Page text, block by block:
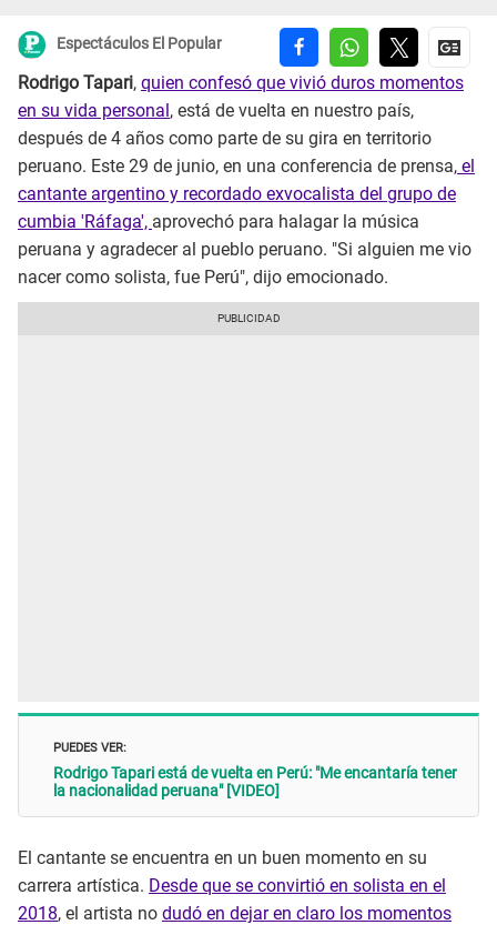
Espectáculos El Popular
Rodrigo Tapari, quien confesó que vivió duros momentos
en su vida personal , está de vuelta en nuestro país,
después de 4 años como parte de su gira en territorio
peruano. Este 29 de junio, en una conferencia de prensa, el
cantante argentino y recordado exvocalista del grupo de
cumbia 'Ráfaga', aprovechó para halagar la música
peruana y agradecer al pueblo peruano. "Si alguien me vio
nacer como solista, fue Perú", dijo emocionado.
PUEDES VER:
Rodrigo Tapari está de vuelta en Perú: "Me encantaría tener
la nacionalidad peruana" [VIDEO]
El cantante se encuentra en un buen momento en su
carrera artística. Desde que se convirtió en solista en el
2018, el artista no dudó en dejar en claro los momentos